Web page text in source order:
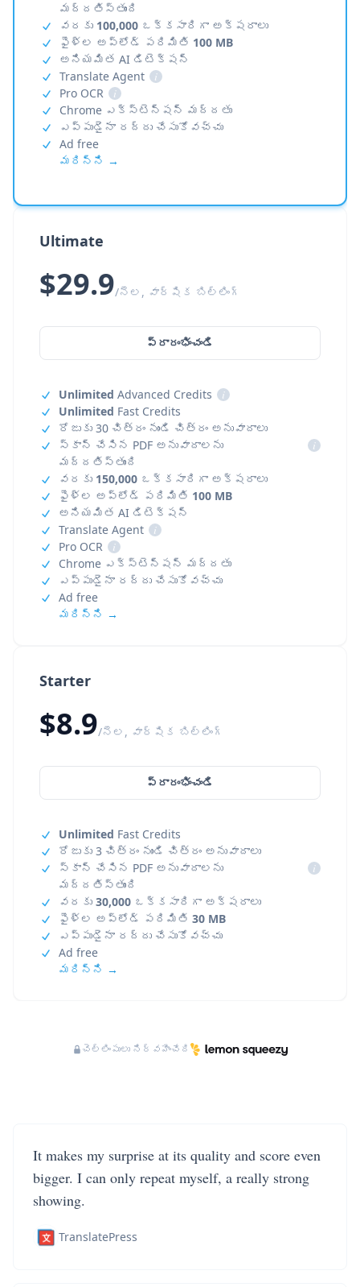
Starter
$8.9/నెల, వార్షిక బిల్లింగ్
ప్రారంభించండి
Unlimited Fast Credits
రోజుకు 3 చిత్రం నుండి చిత్రం అనువాదాలు
స్కాన్ చేసిన PDF అనువాదాలను
మద్దతిస్తుంది
i
వరకు 30,000 ఒక్కసారిగా అక్షరాలు
ఫైళ్ల అప్‌లోడ్ పరిమితి 30 MB
ఎప్పుడైనా రద్దు చేసుకోవచ్చు
Ad free
మరిన్ని →
మద్దతిస్తుంది
వరకు 100,000 ఒక్కసారిగా అక్షరాలు
ఫైళ్ల అప్‌లోడ్ పరిమితి 100 MB
అనియమిత AI డిటెక్షన్
Translate Agent
i
Pro OCR
i
Chrome ఎక్స్‌టెన్షన్ మద్దతు
ఎప్పుడైనా రద్దు చేసుకోవచ్చు
Ad free
మరిన్ని →
Ultimate
$29.9/నెల, వార్షిక బిల్లింగ్
ప్రారంభించండి
Unlimited Advanced Credits
i
Unlimited Fast Credits
రోజుకు 30 చిత్రం నుండి చిత్రం అనువాదాలు
స్కాన్ చేసిన PDF అనువాదాలను
మద్దతిస్తుంది
i
వరకు 150,000 ఒక్కసారిగా అక్షరాలు
ఫైళ్ల అప్‌లోడ్ పరిమితి 100 MB
అనియమిత AI డిటెక్షన్
Translate Agent
i
Pro OCR
i
Chrome ఎక్స్‌టెన్షన్ మద్దతు
ఎప్పుడైనా రద్దు చేసుకోవచ్చు
Ad free
మరిన్ని →
చెల్లింపులు నిర్వహించేది
It makes my surprise at its quality and score even
bigger. I can only repeat myself, a really strong
showing.
TranslatePress